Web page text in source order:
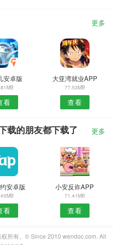
更多
安卓版
看
大亚湾就业APP
77.53MB
查看
载的朋友都下载了 更多
安卓版
看
小安反诈APP
71.41MB
查看
所有。© Since 2010 wendoc.com. All